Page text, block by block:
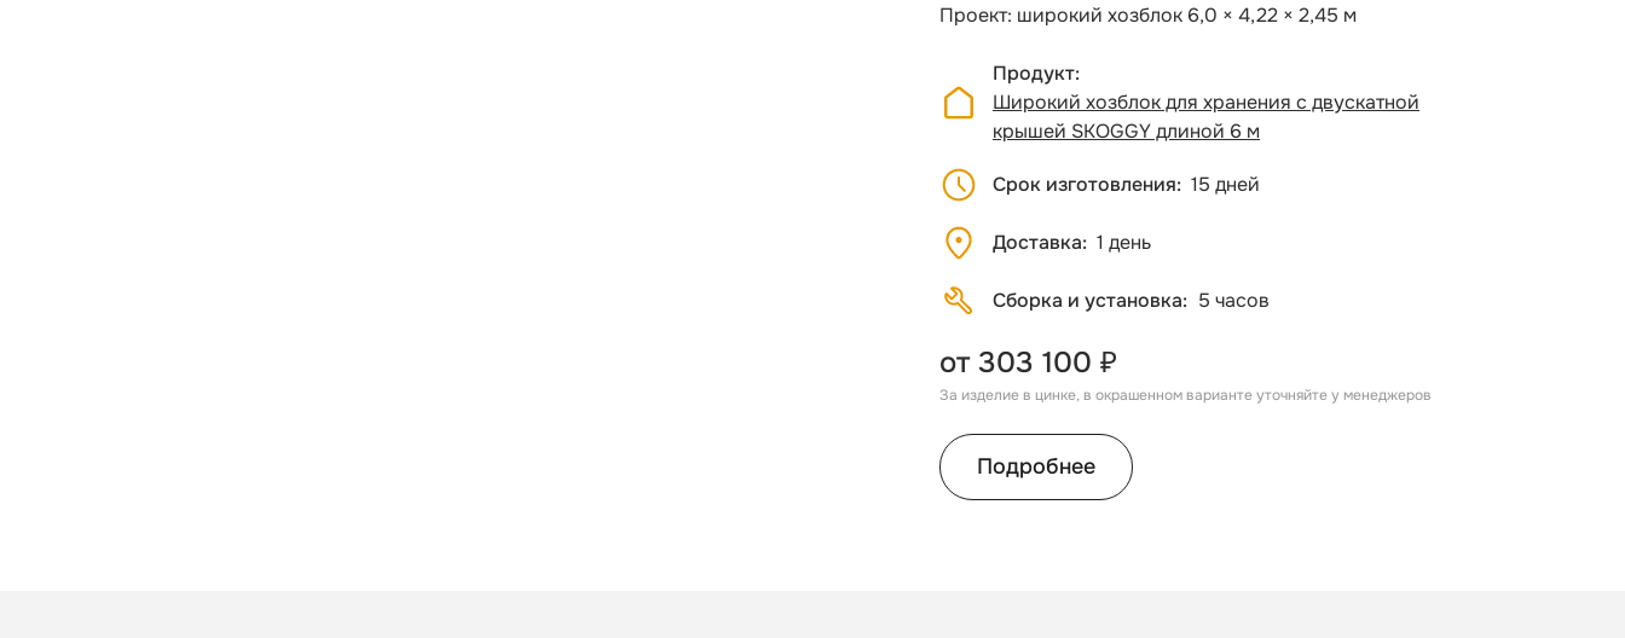
Проект: широкий хозблок 6,0 × 4,22 × 2,45 м
Продукт
Широкий хозблок для хранения с двускатной
крышей SKOGGY длиной 6 м
Срок изготовления 15 дней
Доставка 1 день
Сборка и установка 5 часов
от 303 100 ₽
За изделие в цинке, в окрашенном варианте уточняйте у менеджеров
Подробнее